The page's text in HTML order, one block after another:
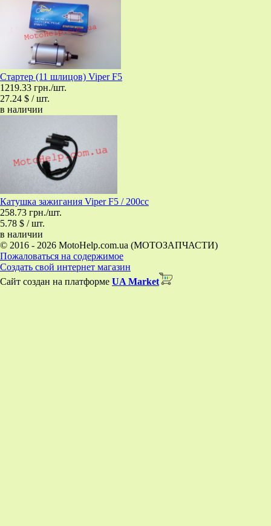
Стартер (11 шлицов) Viper F5
1219.33 грн./шт.
27.24 $ / шт.
в наличии
Катушка зажигания Viper F5 / 200cc
258.73 грн./шт.
5.78 $ / шт.
в наличии
© 2016 - 2026 MotoHelp.com.ua (МОТОЗАПЧАСТИ)
Пожаловаться на содержимое
Создать свой интернет магазин
Сайт создан на платформе UA Market